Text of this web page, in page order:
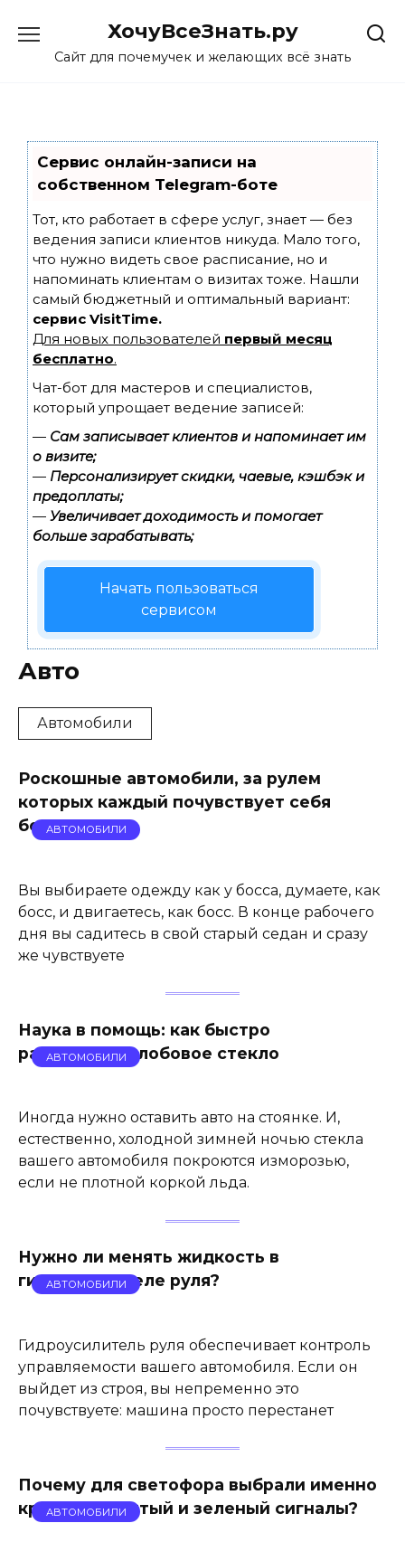
content
ХочуВсеЗнать.ру
Сайт для почемучек и желающих всё знать
Сервис онлайн-записи на
собственном Telegram-боте
Тот, кто работает в сфере услуг, знает — без
ведения записи клиентов никуда. Мало того,
что нужно видеть свое расписание, но и
напоминать клиентам о визитах тоже. Нашли
самый бюджетный и оптимальный вариант:
сервис VisitTime.
Для новых пользователей первый месяц
бесплатно.
Чат-бот для мастеров и специалистов,
который упрощает ведение записей:
— Сам записывает клиентов и напоминает им
о визите;
— Персонализирует скидки, чаевые, кэшбэк и
предоплаты;
— Увеличивает доходимость и помогает
больше зарабатывать;
Начать пользоваться
сервисом
Авто
Автомобили
Роскошные автомобили, за рулем
которых каждый почувствует себя
боссом
АВТОМОБИЛИ
Вы выбираете одежду как у босса, думаете, как
босс, и двигаетесь, как босс. В конце рабочего
дня вы садитесь в свой старый седан и сразу
же чувствуете
Наука в помощь: как быстро
разморозить лобовое стекло
АВТОМОБИЛИ
Иногда нужно оставить авто на стоянке. И,
естественно, холодной зимней ночью стекла
вашего автомобиля покроются изморозью,
если не плотной коркой льда.
Нужно ли менять жидкость в
гидроусилителе руля?
АВТОМОБИЛИ
Гидроусилитель руля обеспечивает контроль
управляемости вашего автомобиля. Если он
выйдет из строя, вы непременно это
почувствуете: машина просто перестанет
Почему для светофора выбрали именно
красный, желтый и зеленый сигналы?
АВТОМОБИЛИ